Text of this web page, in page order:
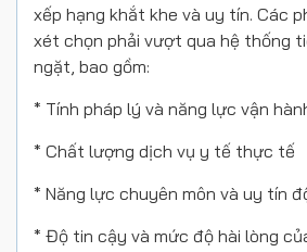
xếp hạng khắt khe và uy tín. Các
xét chọn phải vượt qua hệ thống
ngặt, bao gồm:
* Tính pháp lý và năng lực vận
*︎ Chất lượng dịch vụ y tế thực tế
*︎ Năng lực chuyên môn và uy tín
*︎ Độ tin cậy và mức độ hài lòng